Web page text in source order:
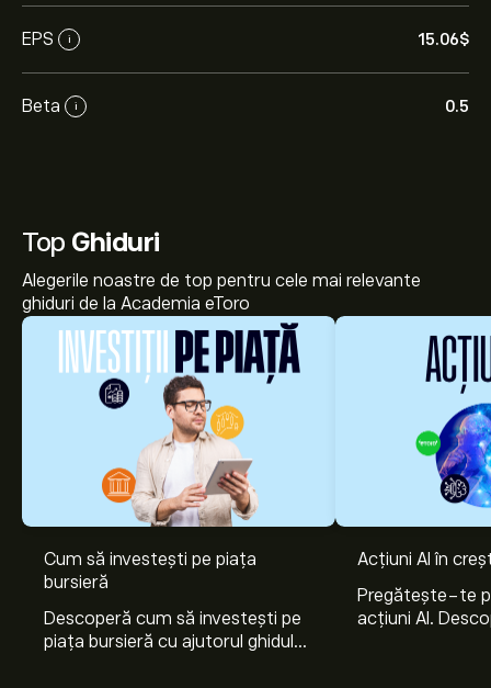
EPS i 15.06‎$‎
Beta i 0.5
Top Ghiduri
Alegerile noastre de top pentru cele mai relevante
ghiduri de la Academia eToro
Cum să investești pe piața
bursieră
Descoperă cum să investești pe
piața bursieră cu ajutorul ghidului
Acțiuni AI în
Pregătește-te
acțiuni AI.